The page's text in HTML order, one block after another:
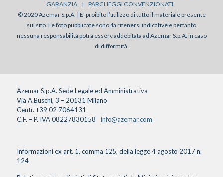
GARANZIA
|
PARCHEGGI CONVENZIONATI
© 2020 Azemar S.p.A. | E’ proibito l’utilizzo di tutto il materiale presente
sul sito. Le foto pubblicate sono da ritenersi indicative e pertanto
nessuna responsabilità potrà essere addebitata ad Azemar S.p.A. in caso
di difformità.
Azemar S.p.A. Sede Legale ed Amministrativa
Via A.Buschi, 3 – 20131 Milano
Centr. +39 02 7064131
C.F. – P. IVA 08227830158
info@azemar.com
Informazioni ex art. 1, comma 125, della legge 4 agosto 2017 n.
124